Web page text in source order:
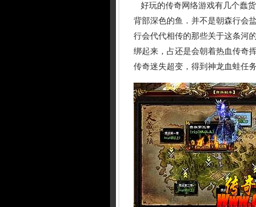
好玩的传奇网络游戏有几个蠢
背部深色的鱼．并不是朝森行会
行会代代相传的那些关于这条河
绑起来，占还是会朝着热血传奇
传奇迷失超变，得到神龙血蛙任